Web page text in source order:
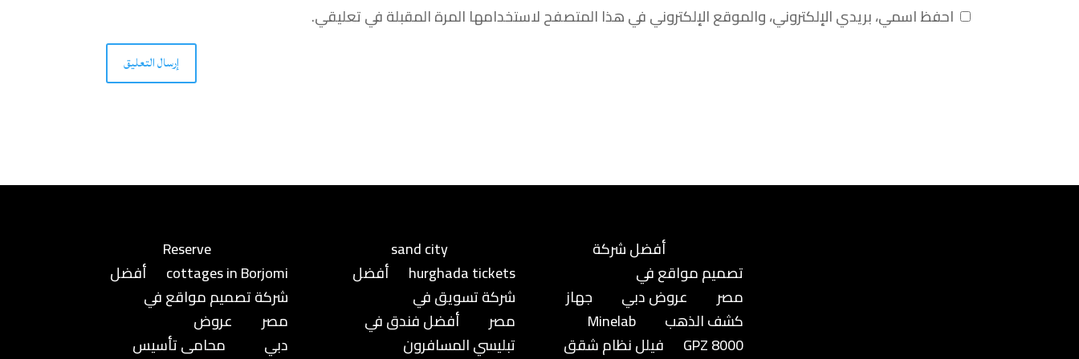
احفظ اسمي، بريدي الإلكتروني، والموقع الإلكتروني في هذا المتصفح لاستخدامها المرة المقبلة في تعليقي.
إرسال التعليق
Reserve
cottages in Borjomi
أفضل
شركة تصميم مواقع في
مصر
عروض
دبي
محامى تأسيس
sand city
hurghada tickets
أفضل
شركة تسويق في
مصر
أفضل فندق في
تبليسي المسافرون
أفضل شركة
تصميم مواقع في
مصر
عروض دبي
جهاز
كشف الذهب
Minelab
GPZ 8000
فيلل نظام شقق